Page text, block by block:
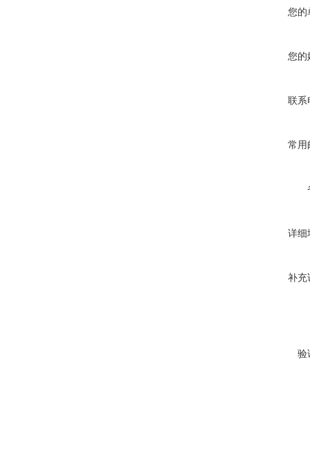
您的
您的
联系
常用
详细
补充
验